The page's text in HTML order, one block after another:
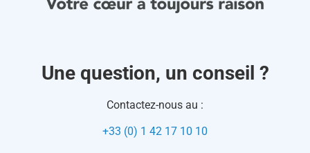
Une question, un conseil ?
Contactez-nous au :
+33 (0) 1 42 17 10 10